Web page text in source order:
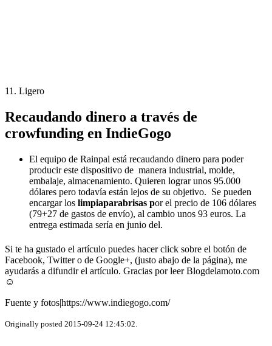
11. Ligero
Recaudando dinero a través de
crowfunding en IndieGogo
El equipo de Rainpal está recaudando dinero para poder
producir este dispositivo de manera industrial, molde,
embalaje, almacenamiento. Quieren lograr unos 95.000
dólares pero todavía están lejos de su objetivo. Se pueden
encargar los limpiaparabrisas por el precio de 106 dólares
(79+27 de gastos de envío), al cambio unos 93 euros. La
entrega estimada sería en junio del.
Si te ha gustado el artículo puedes hacer click sobre el botón de
Facebook, Twitter o de Google+, (justo abajo de la página), me
ayudarás a difundir el artículo. Gracias por leer Blogdelamoto.com
☺
Fuente y fotos|https://www.indiegogo.com/
Originally posted 2015-09-24 12:45:02.